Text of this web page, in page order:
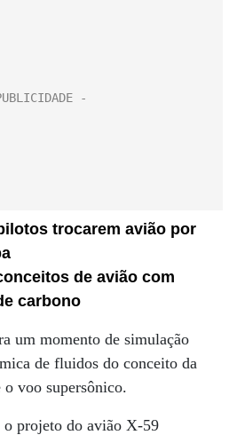
trocarem avião por
de avião com
carbono
um momento de simulação
de fluidos do conceito da
voo supersônico.
o projeto do avião X-59